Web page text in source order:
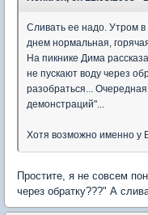
Сливать ее надо. Утром
днем нормальная,
На пикнике Дима
не пускают воду через
разобраться...
демонстраций"...
Хотя возможно именно у
Простите, я не совсем
через обратку???" А